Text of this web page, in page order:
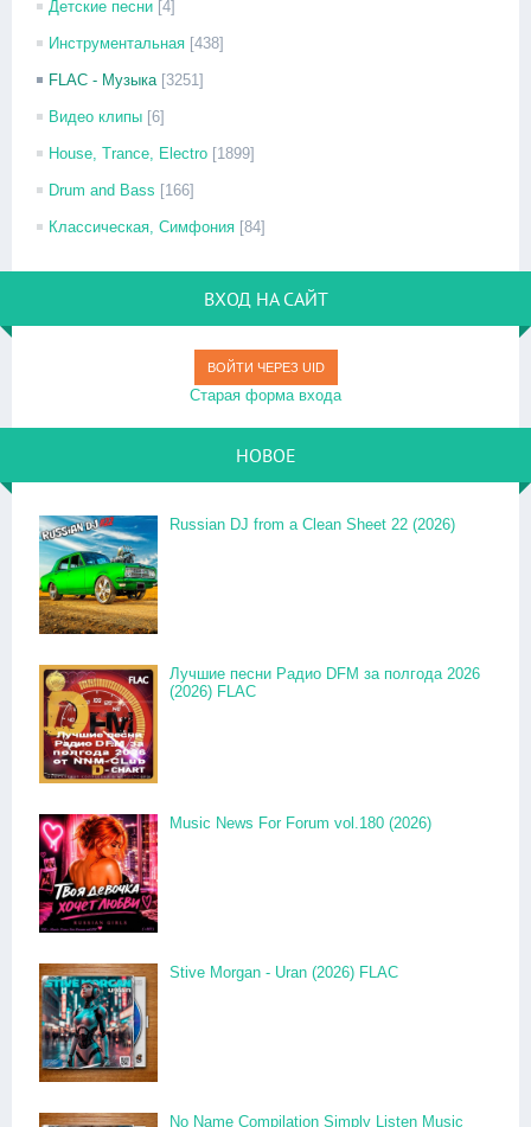
Детские песни [4]
Инструментальная [438]
FLAC - Музыка [3251]
Видео клипы [6]
House, Trance, Electro [1899]
Drum and Bass [166]
Классическая, Симфония [84]
ВХОД НА САЙТ
ВОЙТИ ЧЕРЕЗ UID
Старая форма входа
НОВОЕ
Russian DJ from a Clean Sheet 22 (2026)
Лучшие песни Радио DFM за полгода 2026
(2026) FLAC
Music News For Forum vol.180 (2026)
Stive Morgan - Uran (2026) FLAC
No Name Compilation Simply Listen Music